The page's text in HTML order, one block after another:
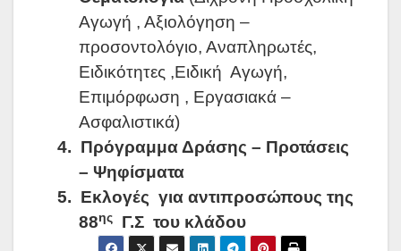
Αγωγή , Αξιολόγηση –
προσοντολόγιο, Αναπληρωτές,
Ειδικότητες ,Ειδική Αγωγή,
Επιμόρφωση , Εργασιακά –
Ασφαλιστικά)
4. Πρόγραμμα Δράσης – Προτάσεις
– Ψηφίσματα
5. Εκλογές για αντιπροσώπους της
88ης Γ.Σ του κλάδου